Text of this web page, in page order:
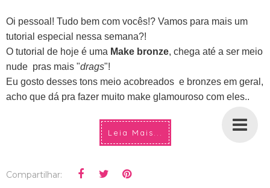
Oi pessoal! Tudo bem com vocês!? Vamos para mais um
tutorial especial nessa semana?!
O tutorial de hoje é uma Make bronze, chega até a ser meio
nude pras mais "drags"!
Eu gosto desses tons meio acobreados e bronzes em geral,
acho que dá pra fazer muito make glamouroso com eles..
Leia Mais...
Compartilhar: